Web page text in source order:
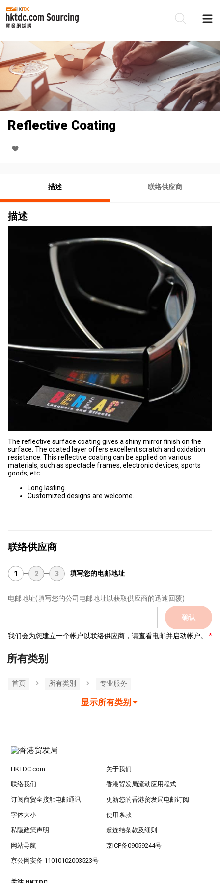
Reflective Coating
描述 联络供应商
描述
The reflective surface coating gives a shiny mirror finish on the
surface. The coated layer offers excellent scratch and oxidation
resistance. This reflective coating can be applied on various
materials, such as spectacle frames, electronic devices, sports
goods, etc.
Long lasting.
Customized designs are welcome.
联络供应商
1 2 3 填写您的电邮地址
电邮地址(填写您的公司电邮地址以获取供应商的迅速回覆)
确认
我们会为您建立一个帐户以联络供应商，请查看电邮并启动帐户。
所有类别
首页 所有类別 专业服务
显示所有类别
HKTDC.com 关于我们
联络我们 香港贸发局流动应用程式
订阅商贸全接触电邮通讯 更新您的香港贸发局电邮订阅
字体大小 使用条款
私隐政策声明 超连结条款及细则
网站导航 京ICP备09059244号
京公网安备 11010102003523号